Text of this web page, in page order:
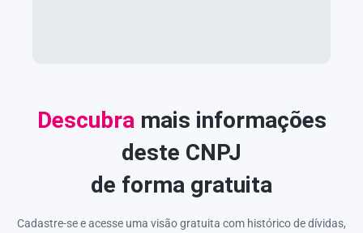
Descubra mais informações
deste CNPJ
de forma gratuita
Cadastre-se e acesse uma visão gratuita com histórico de dívidas,